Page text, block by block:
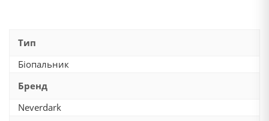
Тип
Біопальник
Бренд
Neverdark